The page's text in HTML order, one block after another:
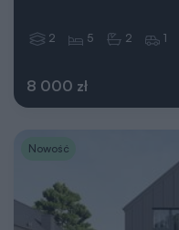
8 000 zł
2 5 2 1
Nowość